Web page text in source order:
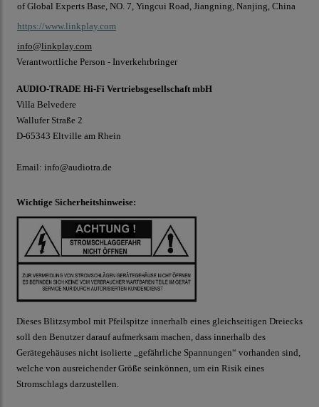
of Global Experts Base, NO. 7, Yingcui Road, Jiangning, Nanjing, China
https://www.linkplay.com
info@linkplay.com
Verantwortliche Person - Inverkehrbringer
AUDIO-TRADE Hi-Fi Vertriebsgesellschaft mbH
Villa Belvedere
Wallufer Straße 2
D-65343 Eltville am Rhein
Email: info@audiotra.de
Wichtige Sicherheitshinweise:
Dieses Blitzsymbol mit Pfeilspitze innerhalb eines gleichseitigen Dreiecks
soll den Benutzer darauf aufmerksam machen, dass innerhalb des
Gerätegehäuses nicht isolierte „gefährliche Spannungen“ vorhanden sind,
welche von ausreichender Größe seinkönnen, um ein Risik eines
Stromschlags darzustellen.